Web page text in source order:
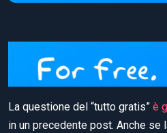
La questione del “tutto gratis” è
in un precedente post. Anche